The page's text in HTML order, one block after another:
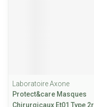
Laboratoire Axone
Protect&care Masques
Chirurgicaux Et01 Type 2r